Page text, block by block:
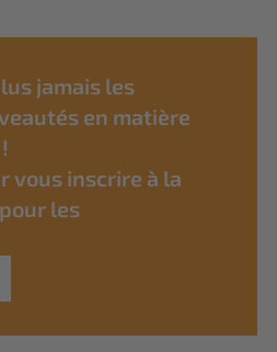
jamais les
en matière
vous inscrire à la
pour les